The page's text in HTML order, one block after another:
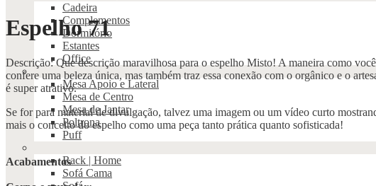
Cadeira
Complementos
Dormitório
Estantes
Office
Mesa Apoio e Lateral
Mesa de Centro
Mesa de Jantar
Poltrona
Puff
Rack | Home
Sofá Cama
Espelho 71
Descrição: Que descrição maravilhosa para o espelho Misto! A maneira como
confere uma beleza única, mas também traz essa conexão com o orgânico e o
é super atrativo.
Se for para material de divulgação, talvez uma imagem ou um vídeo curto
mais o conceito do espelho como uma peça tanto prática quanto sofisticada!
Acabamentos